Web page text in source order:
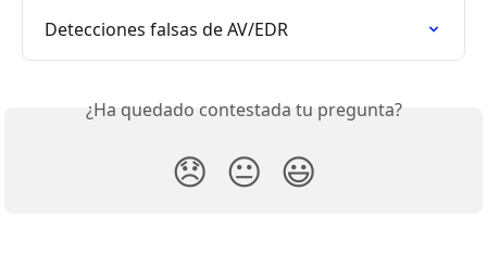
Detecciones falsas de AV/EDR
¿Ha quedado contestada tu pregunta?
😞 😐 😃